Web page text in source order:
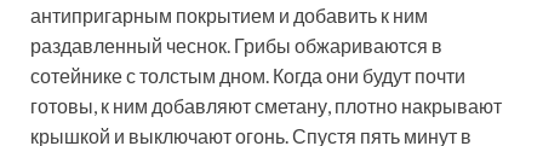
антипригарным покрытием и добавить к ним
раздавленный чеснок. Грибы обжариваются в
сотейнике с толстым дном. Когда они будут почти
готовы, к ним добавляют сметану, плотно накрывают
крышкой и выключают огонь. Спустя пять минут в